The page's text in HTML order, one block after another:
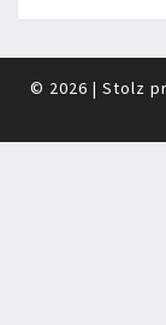
© 2026 | Stolz